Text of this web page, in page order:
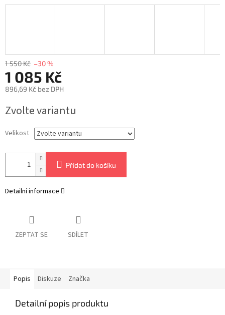
1 550 Kč –30 %
1 085 Kč
896,69 Kč bez DPH
cena:
Zvolte variantu
Velikost
Přidat do košíku
Detailní informace
ZEPTAT SE SDÍLET
Popis Diskuze Značka
Detailní popis produktu